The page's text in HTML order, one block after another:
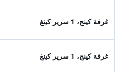
غرفة كينج، 1 سرير كينغ
غرفة كينج، 1 سرير كينغ